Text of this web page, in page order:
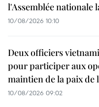
l'Assemblée nationale
10/08/2026 10:10
Deux officiers
pour participer aux
maintien de la paix de
10/08/2026 09:02